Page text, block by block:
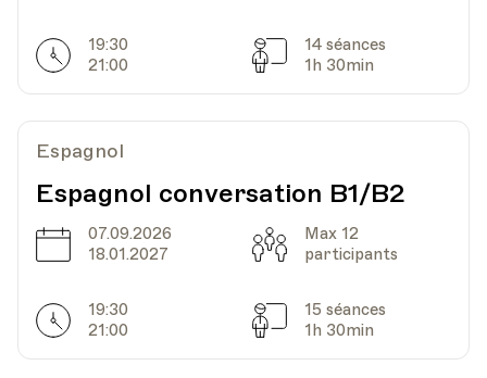
Lieu
1005, Lausanne
Av. de Cour 33
Date
Lieu
HEP - Haute Ecole Pédagogique - Salle 712
1005, Lausanne
Date17.11.2022 Heure
19.30
Horarires
19:30
21:00
Séances
14 séances
1h 30min
Espagnol
Espagnol conversation B1/B2
Date
07.09.2026
18.01.2027
Capacité
Max 12
participants
Horarires
19:30
21:00
Séances
15 séances
1h 30min